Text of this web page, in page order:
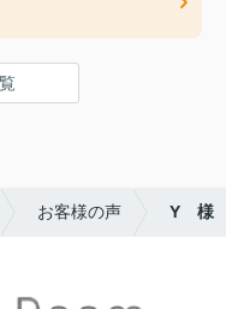
お客様の声 Y 様